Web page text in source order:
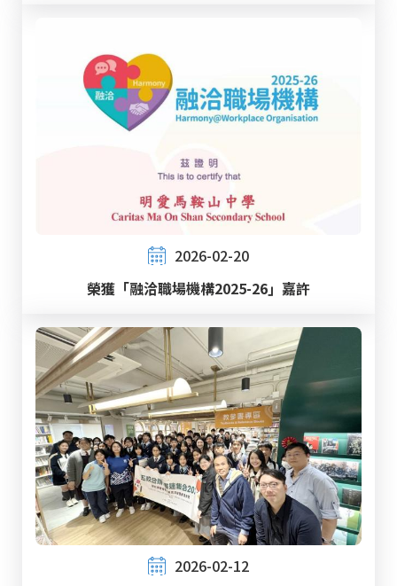
2026-02-20
榮獲「融洽職場機構2025-26」嘉許
2026-02-12